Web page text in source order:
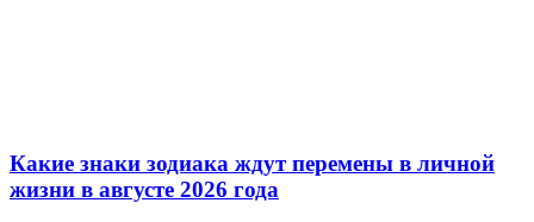
Какие знаки зодиака ждут перемены в личной
жизни в августе 2026 года